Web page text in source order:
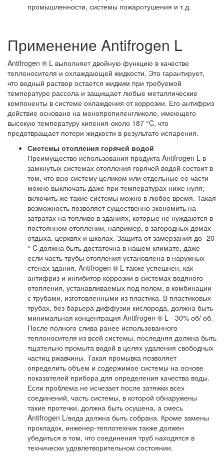
промышленности, системы пожаротушения и т.д.
Применение Antifrogen L
Antifrogen ® L выполняет двойную функцию в качестве
теплоносителя и охлаждающей жидкости. Это гарантирует,
что водный раствор остается жидким при требуемой
температуре рассола и защищает любые металлические
компоненты в системе охлаждения от коррозии. Его антифриз
действие основано на монопропиленгликоле, имеющего
высокую температуру кипения-около 187 °C, что
предотвращает потери жидкости в результате испарения.
Системы отопления горячей водой
Преимущество использования продукта Antifrogen L в
замкнутых системах отопления горячей водой состоит в
том, что всю систему целиком или отдельные ее части
можно выключать даже при температурах ниже нуля;
включить же такие системы можно в любое время. Такая
возможность позволяет существенно экономить на
затратах на топливо в зданиях, которые не нуждаются в
постоянном отоплении, например, в загородных домах
отдыха, церквях и школах. Защита от замерзания до -20
° C должна быть достаточна в нашем климате, даже
если часть трубы отопления установлена в наружных
стенах здания. Antifrogen ® L также успешнен, как
антифриз и ингибитор коррозии в системах водяного
отопления, устанавливаемых под полом, в комбинации
с трубами, изготовленными из пластика. В пластиковых
трубах, без барьера диффузии кислорода, должна быть
минимальная концентрация Antifrogen ® L - 30% об/ об.
После полного слива ранее использованного
теплоносителя из всей системы, последняя должна быть
тщательно промыта водой в целях удаления свободных
частиц ржавчины. Такая промывка позволяет
определить объем и содержимое системы на основе
показателей прибора для определения качества воды.
Если проблема не исчезает после затяжки всех
соединений, часть системы, в которой обнаружены
такие протечки, должна быть осушена, а смесь
Antifrogen L/вода должна быть собрана. Кроме замены
прокладок, инженер-теплотехник также должен
убедиться в том, что соединения труб находятся в
технически удовлетворительном состоянии.